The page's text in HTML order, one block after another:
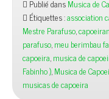
Publié dansMusica de
Étiquettes :association
Mestre Parafuso,
parafuso,meu berimbau
capoeira,musica de
Fabinho ),Musica de
musicas de capoeira